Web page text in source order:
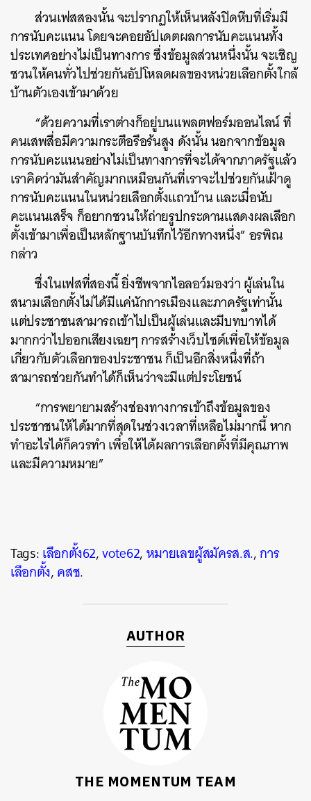
ส่วนเฟสสองนั้น จะปรากฏให้เห็นหลังปิดหีบที่เริ่มมี
การนับคะแนน โดยจะคอยอัปเดตผลการนับคะแนนทั้ง
ประเทศอย่างไม่เป็นทางการ ซึ่งข้อมูลส่วนหนึ่งนั้น จะเชิญ
ชวนให้คนทั่วไปช่วยกันอัปโหลดผลของหน่วยเลือกตั้งใกล้
บ้านตัวเองเข้ามาด้วย
“ด้วยความที่เราต่างก็อยู่บนแพลตฟอร์มออนไลน์ ที่
คนเสพสื่อมีความกระตือรือร้นสูง ดังนั้น นอกจากข้อมูล
การนับคะแนนอย่างไม่เป็นทางการที่จะได้จากภาครัฐแล้ว
เราคิดว่ามันสำคัญมากเหมือนกันที่เราจะไปช่วยกันเฝ้าดู
การนับคะแนนในหน่วยเลือกตั้งแถวบ้าน และเมื่อนับ
คะแนนเสร็จ ก็อยากชวนให้ถ่ายรูปกระดานแสดงผลเลือก
ตั้งเข้ามาเพื่อเป็นหลักฐานบันทึกไว้อีกทางหนึ่ง” อรพิณ
กล่าว
ซึ่งในเฟสที่สองนี้ ยิ่งชีพจากไอลอว์มองว่า ผู้เล่นใน
สนามเลือกตั้งไม่ได้มีแค่นักการเมืองและภาครัฐเท่านั้น
แต่ประชาชนสามารถเข้าไปเป็นผู้เล่นและมีบทบาทได้
มากกว่าไปออกเสียงเฉยๆ การสร้างเว็บไซต์เพื่อให้ข้อมูล
เกี่ยวกับตัวเลือกของประชาชน ก็เป็นอีกสิ่งหนึ่งที่ถ้า
สามารถช่วยกันทำได้ก็เห็นว่าจะมีแต่ประโยชน์
“การพยายามสร้างช่องทางการเข้าถึงข้อมูลของ
ประชาชนให้ได้มากที่สุดในช่วงเวลาที่เหลือไม่มากนี้ หาก
ทำอะไรได้ก็ควรทำ เพื่อให้ได้ผลการเลือกตั้งที่มีคุณภาพ
และมีความหมาย”
Tags:เลือกตั้ง62,vote62,หมายเลขผู้สมัครส.ส.,การ
เลือกตั้ง,คสช.
AUTHOR
THE MOMENTUM TEAM